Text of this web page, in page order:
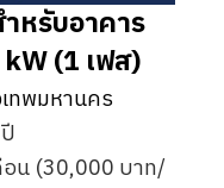
หรับอาคาร
(1 เฟส)
ทพมหานคร
น (30,000 บาท/